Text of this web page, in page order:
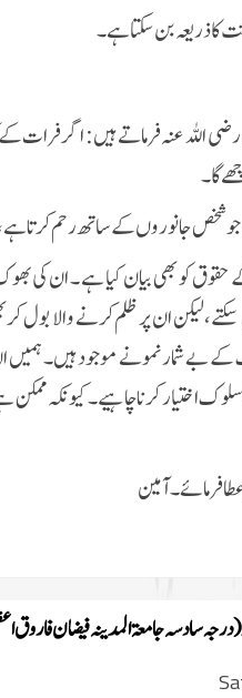
اللہ عنہ فرماتے ہیں: اگر فرات
گا۔
شخص جانوروں کے ساتھ رحم کرتا ہے،
کو بھی بیان کیا ہے ۔ ان کی
لیکن ان پر ظلم کرنے والا
شمار نمونے موجود ہیں۔ ہمیں
اختیار کرنا چاہیے۔ کیونکہ
فرمائے۔ آمین
سادسہ جامعۃ المدینہ فیضان فاروق